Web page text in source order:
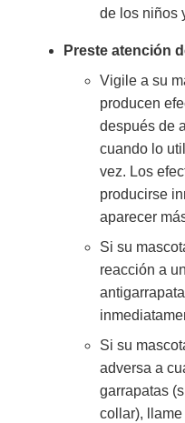
de los niños
Preste atención
Vigile a su
producen
después de
cuando lo
vez. Los
producirse
aparecer
Si su
reacción a
Si su
adversa a
garrapatas
collar),